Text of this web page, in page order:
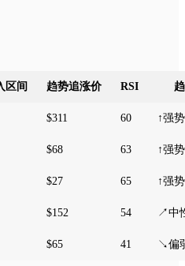
区间 趋势追涨价 RSI
$311 60 ↑强势
$68 63 ↑强势
$27 65 ↑强势
$152 54 ↗中
$65 41 ↘偏